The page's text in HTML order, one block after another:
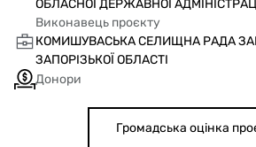
ОБЛАСНОЇ ДЕРЖАВНОЇ
Виконавець проєкту
КОМИШУВАСЬКА СЕЛИЩНА РАДА
ЗАПОРІЗЬКОЇ ОБЛАСТІ
Донори
Громадська оцінка